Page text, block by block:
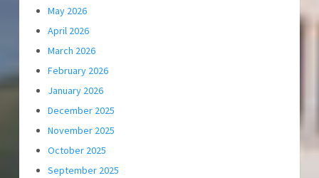
May 2026
April 2026
March 2026
February 2026
January 2026
December 2025
November 2025
October 2025
September 2025